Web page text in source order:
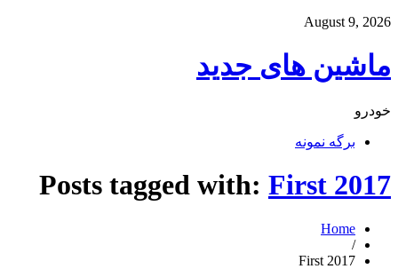
August 9, 2026
ماشین های جدید
خودرو
برگه نمونه
Posts tagged with: First 2017
Home
/
First 2017